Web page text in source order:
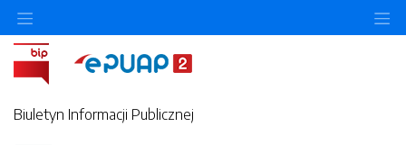
Biuletyn Informacji Publicznej